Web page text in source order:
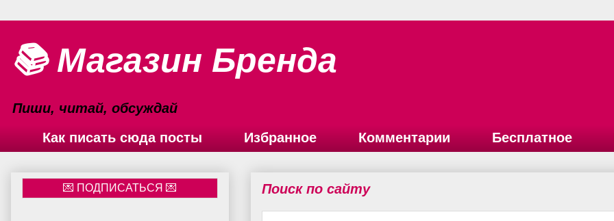
📚 Магазин Бренда
Пиши, читай, обсуждай
Как писать сюда посты
Избранное Комментарии Бесплатное
Поиск по сайту